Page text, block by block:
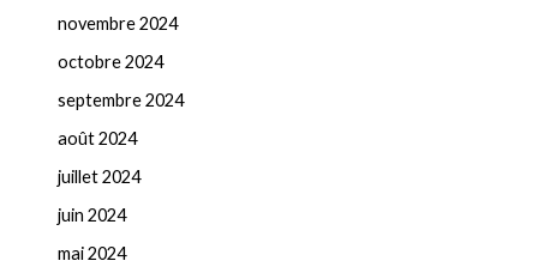
novembre 2024
octobre 2024
septembre 2024
août 2024
juillet 2024
juin 2024
mai 2024